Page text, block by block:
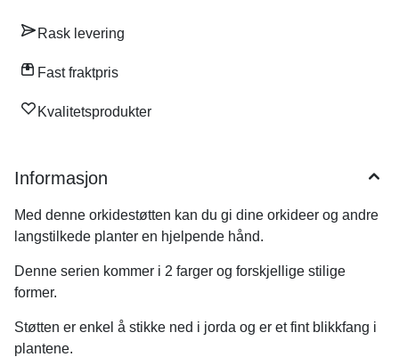
Rask levering
Fast fraktpris
Kvalitetsprodukter
Informasjon
Med denne orkidestøtten kan du gi dine orkideer og andre
langstilkede planter en hjelpende hånd.
Denne serien kommer i 2 farger og forskjellige stilige
former.
Støtten er enkel å stikke ned i jorda og er et fint blikkfang i
plantene.